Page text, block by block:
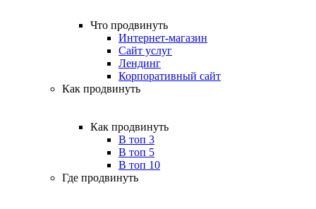
Что продвинуть
Интернет-магазин
Сайт услуг
Лендинг
Корпоративный сайт
Как продвинуть
Как продвинуть
В топ 3
В топ 5
В топ 10
Где продвинуть